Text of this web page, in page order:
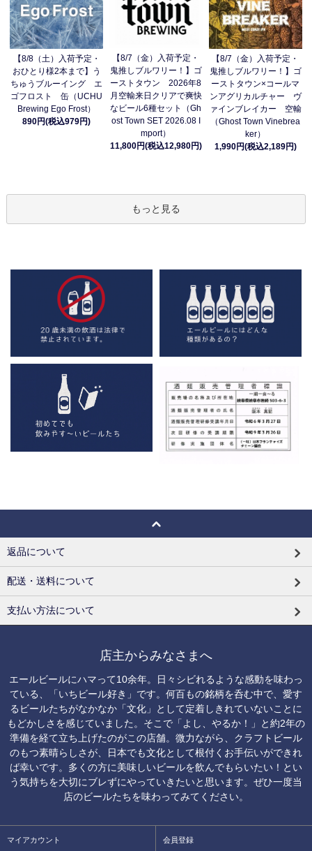
【8/8（土）入荷予定・
おひとり様2本まで】う
ちゅうブルーイング エ
ゴフロスト 缶（UCHU
Brewing Ego Frost）
890円(税込979円)
【8/7（金）入荷予定・
鬼推しブルワリー！】ゴ
ーストタウン 2026年8
月空輸来日クリアで爽快
なビール6種セット（Gh
ost Town SET 2026.08 I
mport）
11,800円(税込12,980円)
【8/7（金）入荷予定・
鬼推しブルワリー！】ゴ
ーストタウン×コールマ
ンアグリカルチャー ヴ
ァインブレイカー 空輸
（Ghost Town Vinebrea
ker）
1,990円(税込2,189円)
もっと見る
返品について
配送・送料について
支払い方法について
店主からみなさまへ
エールビールにハマって10余年。日々シビれるような感動を味わっ
ている、「いちビール好き」です。何百もの銘柄を呑む中で、愛す
るビールたちがなかなか「文化」として定着しきれていないことに
もどかしさを感じていました。そこで「よし、やるか！」と約2年の
準備を経て立ち上げたのがこの店舗。微力ながら、クラフトビール
のもつ素晴らしさが、日本でも文化として根付くお手伝いができれ
ば幸いです。多くの方に美味しいビールを飲んでもらいたい！とい
う気持ちを大切にブレずにやっていきたいと思います。ぜひ一度当
店のビールたちを味わってみてください。
マイアカウント 会員登録